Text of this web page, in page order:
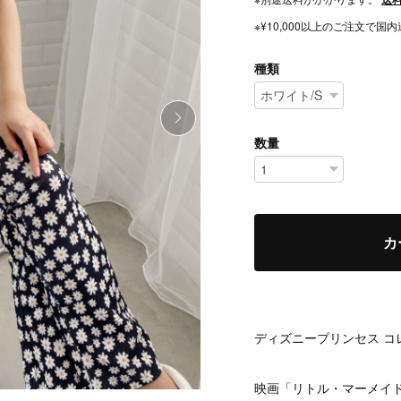
※¥10,000以上のご注文で国
種類
数量
ディズニープリンセス コ
映画「リトル・マーメイ